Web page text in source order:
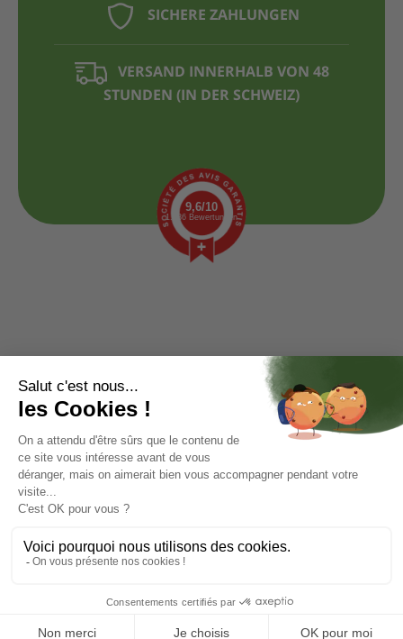
SICHERE ZAHLUNGEN
VERSAND INNERHALB VON 48
STUNDEN (IN DER SCHWEIZ)
9,6/10
1.436 Bewertungen